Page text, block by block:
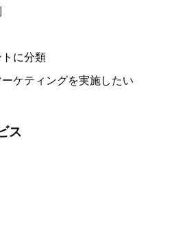
に分類
ケティングを実施したい
ス